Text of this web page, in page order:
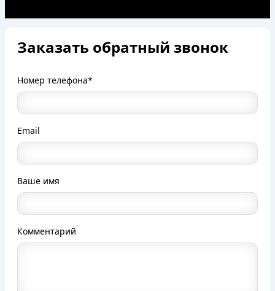
Заказать обратный звонок
Номер телефона*
Email
Ваше имя
Комментарий